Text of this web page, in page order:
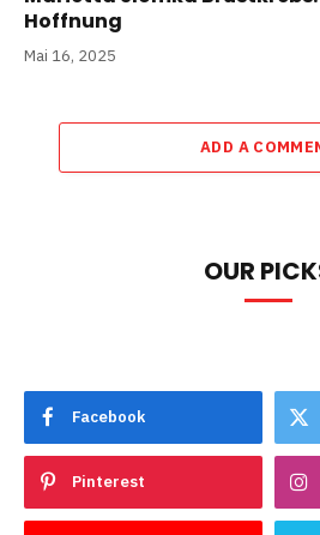
Hoffnung
Mai 16, 2025
ADD A
OUR
Facebook
Pinterest